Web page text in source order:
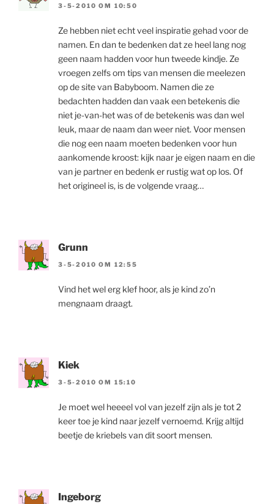
3-5-2010 OM 10:50
Ze hebben niet echt veel inspiratie gehad voor de
namen. En dan te bedenken dat ze heel lang nog
geen naam hadden voor hun tweede kindje. Ze
vroegen zelfs om tips van mensen die meelezen
op de site van Babyboom. Namen die ze
bedachten hadden dan vaak een betekenis die
niet je-van-het was of de betekenis was dan wel
leuk, maar de naam dan weer niet. Voor mensen
die nog een naam moeten bedenken voor hun
aankomende kroost: kijk naar je eigen naam en die
van je partner en bedenk er rustig wat op los. Of
het origineel is, is de volgende vraag…
Grunn
3-5-2010 OM 12:55
Vind het wel erg klef hoor, als je kind zo’n
mengnaam draagt.
Kiek
3-5-2010 OM 15:10
Je moet wel heeeel vol van jezelf zijn als je tot 2
keer toe je kind naar jezelf vernoemd. Krijg altijd
beetje de kriebels van dit soort mensen.
Ingeborg